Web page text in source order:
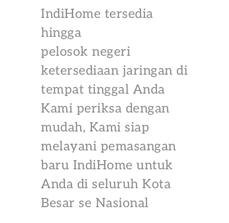
IndiHome tersedia
hingga
pelosok negeri
ketersediaan jaringan di
tempat tinggal Anda
Kami periksa dengan
mudah, Kami siap
melayani pemasangan
baru IndiHome untuk
Anda di seluruh Kota
Besar se Nasional